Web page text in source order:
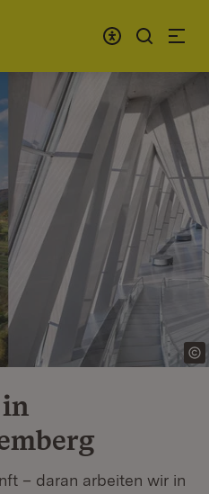
– daran arbeiten wir in